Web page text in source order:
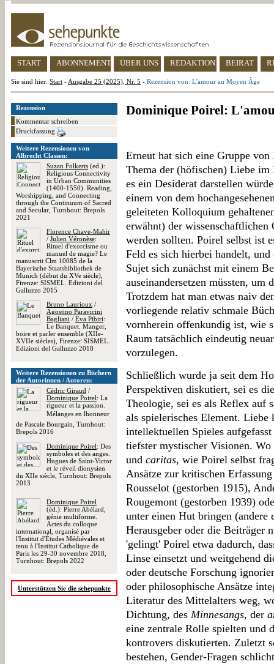
START ABONNEMENT ÜBER UNS REDAKTION BEIRAT
Sie sind hier: Start - Ausgabe 25 (2025), Nr. 5 - Rezension von: L'amour au Moyen Âge
Rezension
Kommentar schreiben
Druckfassung
Weitere Rezensionen von
Albrecht Classen:
Suzan Folkerts (ed.):
Religious Connectivity
in Urban Communities
(1400-1550). Reading,
Worshipping, and Connecting
through the Continuum of Sacred
and Secular, Turnhout: Brepols
2021
Florence Chave-Mahir
/ Julien Véronèse:
Rituel d'exorcisme ou
manuel de magie? Le
manuscrit Clm 10085 de la
Bayerische Staatsbibliothek de
Munich (début du XVe siècle),
Firenze: SISMEL. Edizioni del
Galluzzo 2015
Bruno Laurioux /
Agostino Paravicini
Bagliani / Eva Pibiri:
Le Banquet. Manger,
boire et parler ensemble (XIIe-
XVIIe siècles), Firenze: SISMEL.
Edizioni del Galluzzo 2018
Weitere Rezensionen zu Büchern
der Autorinnen / Autoren:
Cédric Giraud /
Dominique Poirel: La
rigueur et la passion.
Mélanges en lhonneur
de Pascale Bourgain, Turnhout:
Brepols 2016
Dominique Poirel: Des
symboles et des anges.
Hugues de Saint-Victor
et le réveil dionysien
du XIIe siècle, Turnhout: Brepols
2013
Dominique Poirel
(éd.): Pierre Abélard,
génie multiforme.
Actes du colloque
international, organisé par
l'Institut d'Études Médiévales et
tenu à l'Institut Catholique de
Paris les 29-30 novembre 2018,
Turnhout: Brepols 2022
Unterstützen Sie die sehepunkte
Dominique Poirel:
Erneut hat sich eine Gruppe
Thema der (höfischen) Liebe
es ein Desiderat darstellen
einem von dem
geleiteten Kolloquium
erwähnt) der
werden sollten. Poirel selbst ist
Feld es sich hierbei handelt,
Sujet sich zunächst mit einem
auseinandersetzen müssten, um
Trotzdem hat man etwas naiv
vorliegende relativ schmale
vornherein offenkundig ist, wie
Raum tatsächlich eindeutig
vorzulegen.
Schließlich wurde ja seit dem
Perspektiven diskutiert, sei es
Theologie, sei es als Reflex auf
als spielerisches Element.
intellektuellen Spieles
tiefster mystischer Visionen.
und caritas, wie Poirel selbst
Ansätze zur kritischen
Rousselot (gestorben 1915),
Rougemont (gestorben 1939)
unter einen Hut bringen (andere
Herausgeber oder die Beiträger
'gelingt' Poirel etwa dadurch,
Linse einsetzt und weitgehend
oder deutsche Forschung
oder philosophische Ansätze
Literatur des Mittelalters weg,
Dichtung, des Minnesangs, der
eine zentrale Rolle spielten und
kontrovers diskutierten. Zuletzt
bestehen, Gender-Fragen